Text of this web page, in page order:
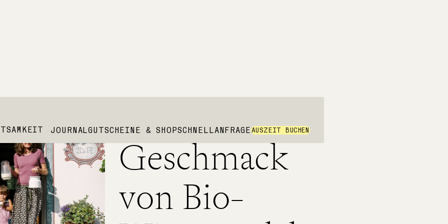
JOURNALGUTSCHEINE & SHOPSCHNELLANFRAGEAUSZEIT BUCHEN
JETZT NATUR STATT TRUBEL
Hier gibt es alles. Berge, Wald, echt gutes Essen, nette Menschen,
Atmosphäre. Kein Planen, kein tüfteln - spontan sein.
Der
Geschmack
von Bio-